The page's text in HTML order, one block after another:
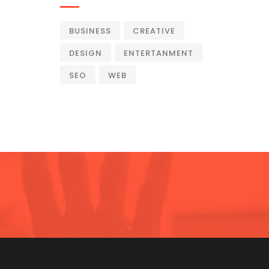
BUSINESS
CREATIVE
DESIGN
ENTERTANMENT
SEO
WEB